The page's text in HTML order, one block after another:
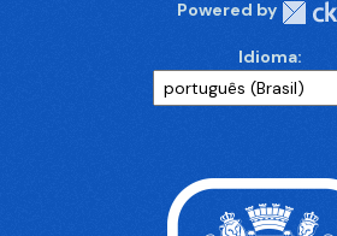
Powered by
Idioma